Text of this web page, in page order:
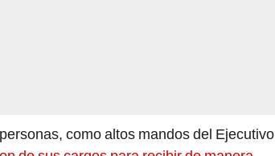
como altos mandos del Ejecutivo